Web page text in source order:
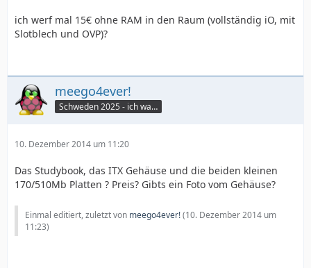
ich werf mal 15€ ohne RAM in den Raum (vollständig iO, mit
Slotblech und OVP)?
meego4ever!
Schweden 2025 - ich war da :seufz:
10. Dezember 2014 um 11:20
Das Studybook, das ITX Gehäuse und die beiden kleinen
170/510Mb Platten ? Preis? Gibts ein Foto vom Gehäuse?
Einmal editiert, zuletzt von meego4ever!(10. Dezember 2014 um
11:23)